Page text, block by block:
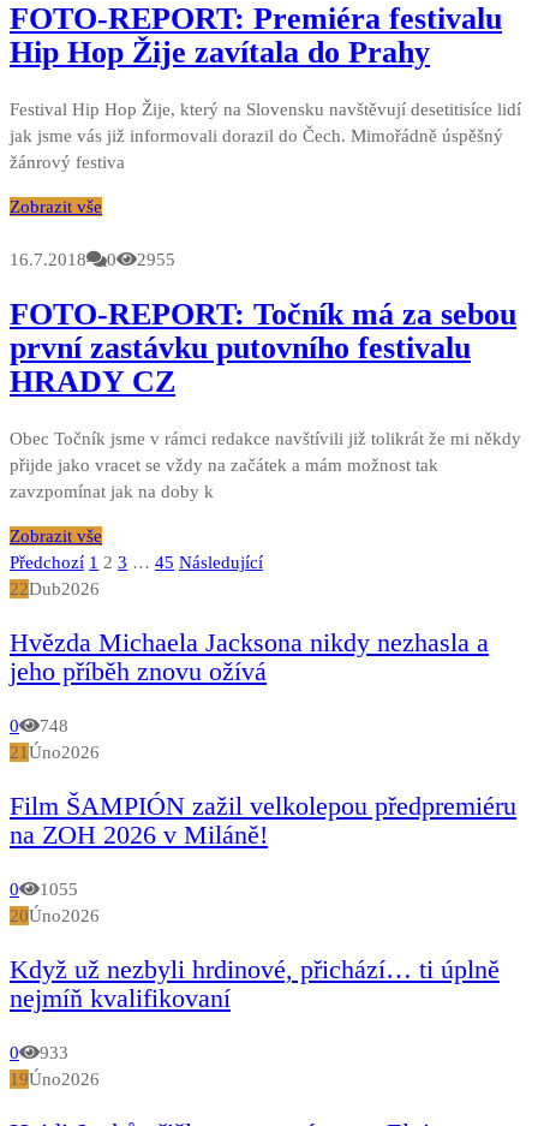
FOTO-REPORT: Premiéra festivalu
Hip Hop Žije zavítala do Prahy
Festival Hip Hop Žije, který na Slovensku navštěvují desetitisíce lidí
jak jsme vás již informovali dorazil do Čech. Mimořádně úspěšný
žánrový festiva
Zobrazit vše
16.7.2018 0 2955
FOTO-REPORT: Točník má za sebou
první zastávku putovního festivalu
HRADY CZ
Obec Točník jsme v rámci redakce navštívili již tolikrát že mi někdy
přijde jako vracet se vždy na začátek a mám možnost tak
zavzpomínat jak na doby k
Zobrazit vše
Stránkování
příspěvků
Předchozí 1 2 3 … 45 Následující
22Dub2026
Hvězda Michaela Jacksona nikdy nezhasla a
jeho příběh znovu ožívá
0
748
21Úno2026
Film ŠAMPIÓN zažil velkolepou předpremiéru
na ZOH 2026 v Miláně!
0
1055
20Úno2026
Když už nezbyli hrdinové, přichází… ti úplně
nejmíň kvalifikovaní
0
933
19Úno2026